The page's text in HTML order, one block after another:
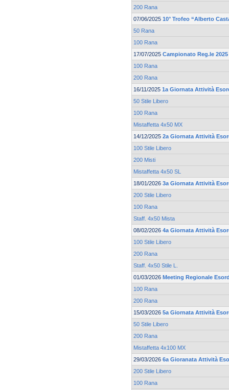
200 Rana
07/06/2025 10° Trofeo “Alberto
50 Rana
100 Rana
17/07/2025 Campionato Reg.le
100 Rana
200 Rana
16/11/2025 1a Giornata Attività
50 Stile Libero
100 Rana
Mistaffetta 4x50 MX
14/12/2025 2a Giornata Attività
100 Stile Libero
200 Misti
Mistaffetta 4x50 SL
18/01/2026 3a Giornata Attività
200 Stile Libero
100 Rana
Staff. 4x50 Mista
08/02/2026 4a Giornata Attività
100 Stile Libero
200 Rana
Staff. 4x50 Stile L.
01/03/2026 Meeting Regionale
100 Rana
200 Rana
15/03/2026 5a Giornata Attività
50 Stile Libero
200 Rana
Mistaffetta 4x100 MX
29/03/2026 6a Gioranata Attività
200 Stile Libero
100 Rana